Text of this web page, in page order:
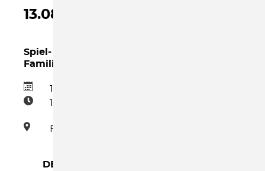
13.08.2026
Spiel- und Bastelnachmittag im
Familienzentrum
13.08.2026
15:00–17:00
Familienzentrum
DETAILS →